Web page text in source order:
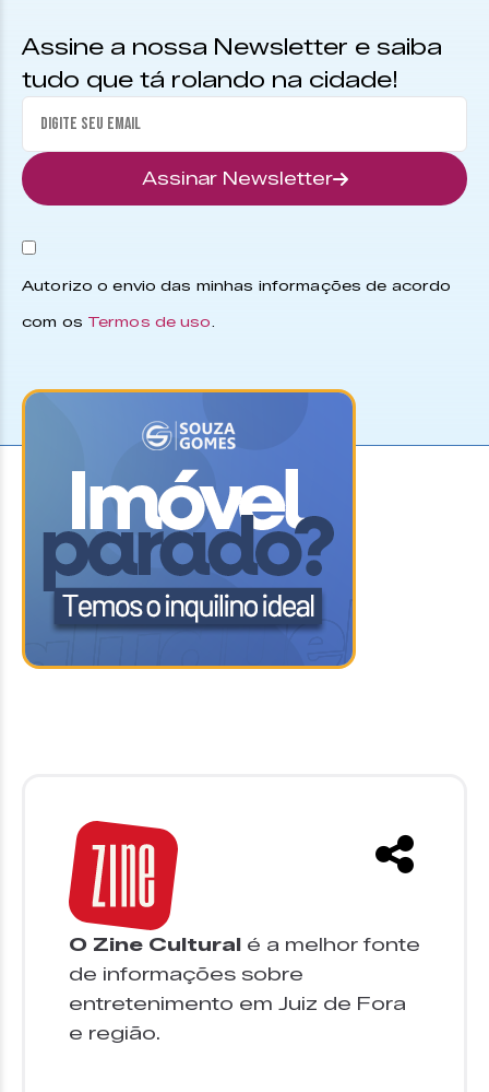
Assine a nossa Newsletter e saiba
tudo que tá rolando na cidade!
Assinar Newsletter
Autorizo o envio das minhas informações de acordo
com os Termos de uso.
O Zine Cultural é a melhor fonte
de informações sobre
entretenimento em Juiz de Fora
e região.